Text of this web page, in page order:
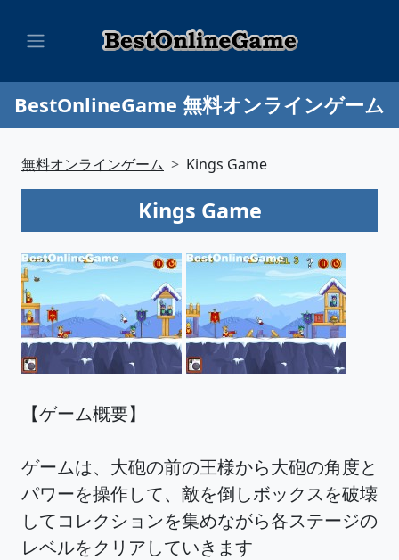
BestOnlineGame 無料オンラインゲーム
無料オンラインゲーム Kings Game
Kings Game
【ゲーム概要】
ゲームは、大砲の前の王様から大砲の角度と
パワーを操作して、敵を倒しボックスを破壊
してコレクションを集めながら各ステージの
レベルをクリアしていきます